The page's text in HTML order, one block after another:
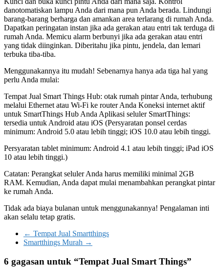
danotomatiskan lampu Anda dari mana pun Anda berada. Lindungi
barang-barang berharga dan amankan area terlarang di rumah Anda.
Dapatkan peringatan instan jika ada gerakan atau entri tak terduga di
rumah Anda. Memicu alarm berbunyi jika ada gerakan atau entri
yang tidak diinginkan. Diberitahu jika pintu, jendela, dan lemari
terbuka tiba-tiba.
Menggunakannya itu mudah! Sebenarnya hanya ada tiga hal yang
perlu Anda mulai:
Tempat Jual Smart Things Hub: otak rumah pintar Anda, terhubung
melalui Ethernet atau Wi-Fi ke router Anda Koneksi internet aktif
untuk SmartThings Hub Anda Aplikasi seluler SmartThings:
tersedia untuk Android atau iOS (Persyaratan ponsel cerdas
minimum: Android 5.0 atau lebih tinggi; iOS 10.0 atau lebih tinggi.
Persyaratan tablet minimum: Android 4.1 atau lebih tinggi; iPad iOS
10 atau lebih tinggi.)
Catatan: Perangkat seluler Anda harus memiliki minimal 2GB
RAM. Kemudian, Anda dapat mulai menambahkan perangkat pintar
ke rumah Anda.
Tidak ada biaya bulanan untuk menggunakannya! Pengalaman inti
akan selalu tetap gratis.
← Tempat Jual Smartthings
Smartthings Murah →
6 gagasan untuk “Tempat Jual Smart Things”